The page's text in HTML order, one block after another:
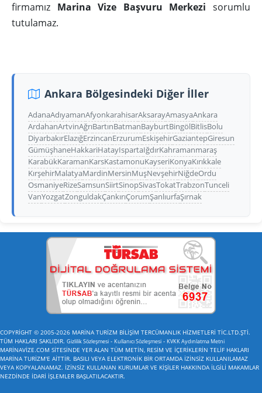
firmamız Marina Vize Başvuru Merkezi sorumlu
tutulamaz.
Ankara Bölgesindeki Diğer İller
AdanaAdıyamanAfyonkarahisarAksarayAmasyaAnkara
ArdahanArtvinAğrıBartınBatmanBayburtBingölBitlisBolu
DiyarbakırElazığErzincanErzurumEskişehirGaziantepGiresun
GümüşhaneHakkariHatayIspartaIğdırKahramanmaraş
KarabükKaramanKarsKastamonuKayseriKonyaKırıkkale
KırşehirMalatyaMardinMersinMuşNevşehirNiğdeOrdu
OsmaniyeRizeSamsunSiirtSinopSivasTokatTrabzonTunceli
VanYozgatZonguldakÇankırıÇorumŞanlıurfaŞırnak
COPYRİGHT © 2005-2026 MARİNA TURİZM BİLİŞİM TERCÜMANLIK HİZMETLERİ TİC.LTD.ŞTİ.
TÜM HAKLARI SAKLIDIR. Gizlilik Sözleşmesi - Kullanıcı Sözleşmesi - KVKK Aydınlatma Metni
MARİNAVİZE.COM SİTESİNDE YER ALAN TÜM METİN, RESİM VE İÇERİKLERİN TELİF HAKLARI
MARİNA TURİZM'E AİTTİR. BASILI VEYA ELEKTRONİK BİR ORTAMDA İZİNSİZ KULLANILAMAZ
VEYA KOPYALANAMAZ. İZİNSİZ KULLANAN KURUMLAR VE KİŞİLER HAKKINDA İLGİLİ MAKAMLAR
NEZDİNDE İDARİ İŞLEMLER BAŞLATILACAKTIR.